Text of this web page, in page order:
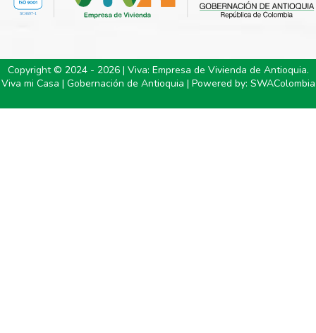
Copyright © 2024 - 2026 | Viva: Empresa de Vivienda de Antioquia.
Viva mi Casa | Gobernación de Antioquia | Powered by: SWAColombia